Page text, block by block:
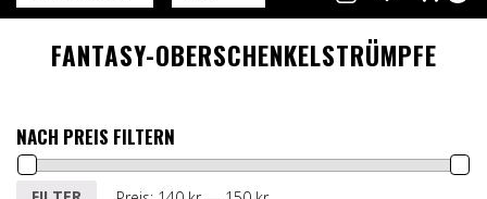
FANTASY-OBERSCHENKELSTRÜMPFE
NACH PREIS FILTERN
Min.
Max.